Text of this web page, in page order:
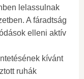
lelassulnak
A fáradtság
elleni aktív
kívánt
ruhák